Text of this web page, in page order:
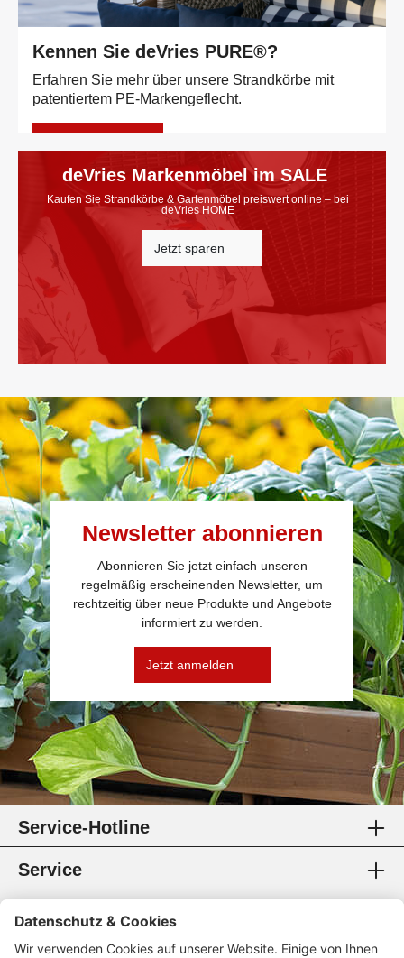
Kennen Sie deVries PURE®?
Erfahren Sie mehr über unsere Strandkörbe mit
patentiertem PE-Markengeflecht.
deVries Markenmöbel im SALE
Kaufen Sie Strandkörbe & Gartenmöbel preiswert online – bei
deVries HOME
Jetzt sparen
Newsletter abonnieren
Abonnieren Sie jetzt einfach unseren
regelmäßig erscheinenden Newsletter, um
rechtzeitig über neue Produkte und Angebote
informiert zu werden.
Jetzt anmelden
Service-Hotline
Service
Information